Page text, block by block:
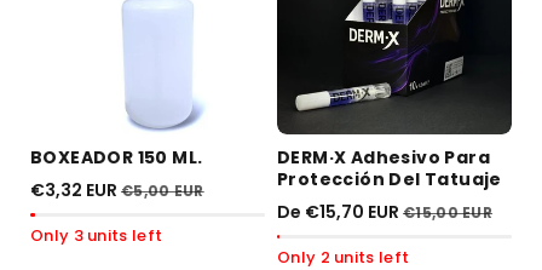
BOXEADOR 150 ML.
€3,32 EUR €5,00 EUR
Only 3 units left
DERM·X Adhesivo Para
Protección Del Tatuaje
De €15,70 EUR €15,00 EUR
Only 2 units left